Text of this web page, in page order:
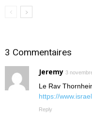
3 Commentaires
Jeremy 3
Le Rav
https://
Reply